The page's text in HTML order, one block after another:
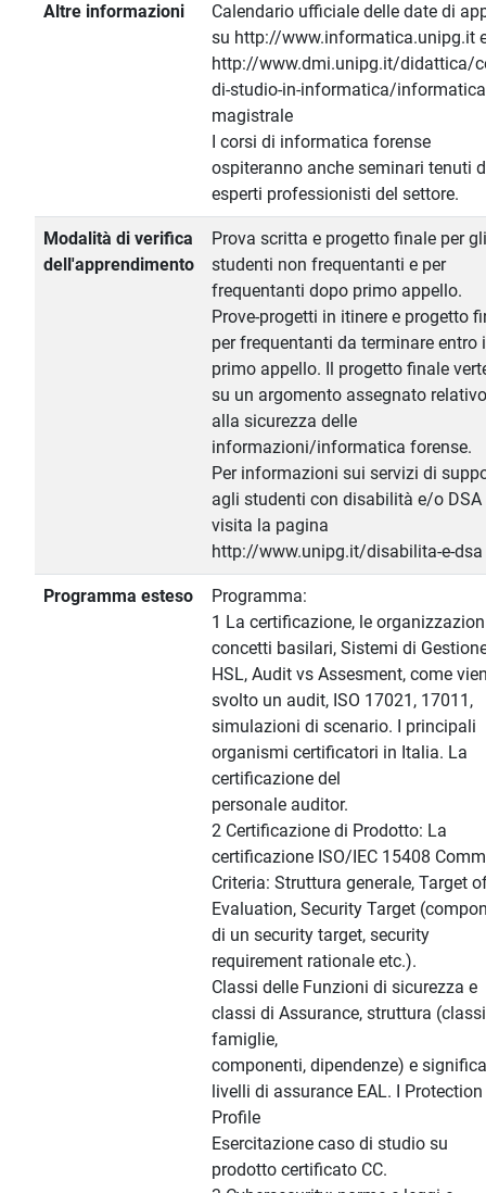
Altre informazioni
Calendario ufficiale delle date di
su http://www.informatica.unipg.it
http://www.dmi.unipg.it/didattica/
di-studio-in-informatica/
magistrale
I corsi di informatica forense
ospiteranno anche seminari tenuti
esperti professionisti del settore.
Modalità di verifica
dell'apprendimento
Prova scritta e progetto finale per gli
studenti non frequentanti e per
frequentanti dopo primo appello.
Prove-progetti in itinere e progetto
per frequentanti da terminare entro
primo appello. Il progetto finale
su un argomento assegnato relativo
alla sicurezza delle
informazioni/informatica forense.
Per informazioni sui servizi di
agli studenti con disabilità e/o DSA
visita la pagina
http://www.unipg.it/disabilita-e-dsa
Programma esteso
Programma:
1 La certificazione, le
concetti basilari, Sistemi di
HSL, Audit vs Assesment, come
svolto un audit, ISO 17021, 17011,
simulazioni di scenario. I principali
organismi certificatori in Italia. La
certificazione del
personale auditor.
2 Certificazione di Prodotto: La
certificazione ISO/IEC 15408
Criteria: Struttura generale, Target
Evaluation, Security Target
di un security target, security
requirement rationale etc.).
Classi delle Funzioni di sicurezza e
classi di Assurance, struttura
famiglie,
componenti, dipendenze) e
livelli di assurance EAL. I Protection
Profile
Esercitazione caso di studio su
prodotto certificato CC.